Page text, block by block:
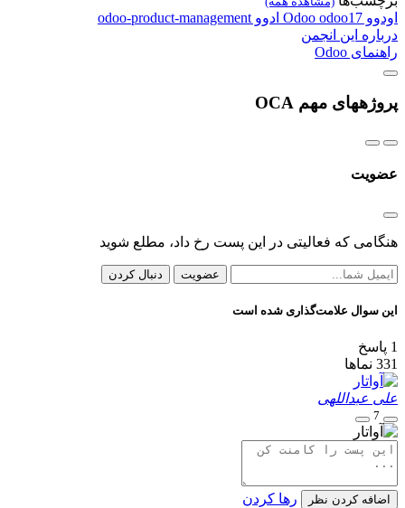
اودوو Odoo odoo17 ادوو odoo-product-management
درباره این انجمن
راهنمای Odoo
پروژههای مهم OCA
عضویت
هنگامی که فعالیتی در این پست رخ داد، مطلع شوید
عضویت دنبال کردن
این سوال علامت‌گذاری شده است
1 پاسخ
331 نماها
علی عبداللهی
7
اضافه کردن نظر رها کردن